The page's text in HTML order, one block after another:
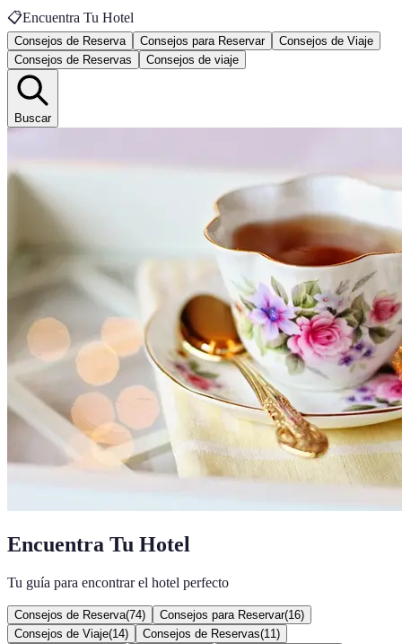
📋Encuentra Tu Hotel
Consejos de Reserva Consejos para Reservar
Consejos de Viaje
Consejos de Reservas
Consejos de viaje
Buscar
Encuentra Tu Hotel
Tu guía para encontrar el hotel perfecto
Consejos de Reserva(74) Consejos para Reservar(16)
Consejos de Viaje(14) Consejos de Reservas(11 )